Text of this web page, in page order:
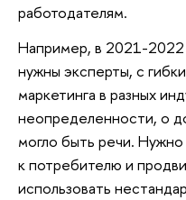
работодателям.
Например, в 2021-2022
нужны эксперты, с
маркетинга в разных
неопределенности, о
могло быть речи.
к потребителю и
использовать